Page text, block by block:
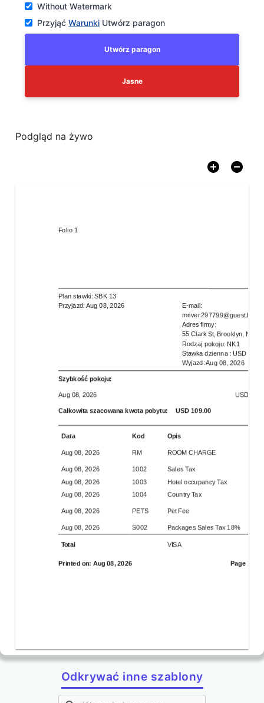
Without Watermark
Przyjąć Warunki Utwórz paragon
Utwórz paragon
Jasne
Podgląd na żywo
Folio 1
Plan stawki:SBK 13
Przyjazd: Aug 08, 2026 E-mail:
Adres firmy:
55 Clark St, Brooklyn, NY
Rodzaj pokoju: NK1
Stawka dzienna :USD
Wyjazd :Aug 08, 2026
Szybkość pokoju:
Aug 08, 2026 USD
Całkowita szacowana kwota pobytu: USD 109.00
Data Kod Opis
Aug 08, 2026 RM ROOM CHARGE
Aug 08, 2026 1002 Sales Tax
Aug 08, 2026 1003
Hotel occupancy Tax
Aug 08, 2026
1004 Country Tax
Aug 08, 2026 PETS Pet Fee
Aug 08, 2026 S002 Packages Sales Tax 18%
Total VISA
Printed on: Aug 08, 2026 Page 1 to 2
Odkrywać inne szablony